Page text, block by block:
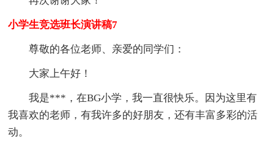
小学生竞选班长演讲稿7
尊敬的各位老师、亲爱的同学们：
大家上午好！
我是***，在BG小学，我一直很快乐。因为这里有
我喜欢的老师，有我许多的好朋友，还有丰富多彩的活
动。